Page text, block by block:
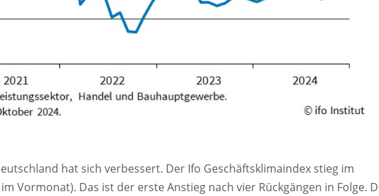
hat sich verbessert. Der Ifo Geschäftsklimaindex stieg im
Vormonat). Das ist der erste Anstieg nach vier Rückgängen in Folge.